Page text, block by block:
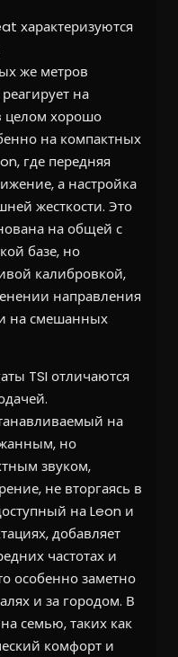
характеризуются
же метров
на
целом хорошо
на компактных
где передняя
а настройка
жесткости. Это
на общей с
базе, но
калибровкой,
направления
на смешанных
TSI отличаются
на
но
звуком,
не вторгаясь в
на Leon и
добавляет
частотах и
особенно заметно
и за городом. В
семью, таких как
комфорт и